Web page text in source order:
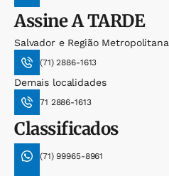
AssineA TARDE
Salvador e Região Metropolitana
(71) 2886-1613
Demais localidades
71 2886-1613
Classificados
(71) 99965-8961